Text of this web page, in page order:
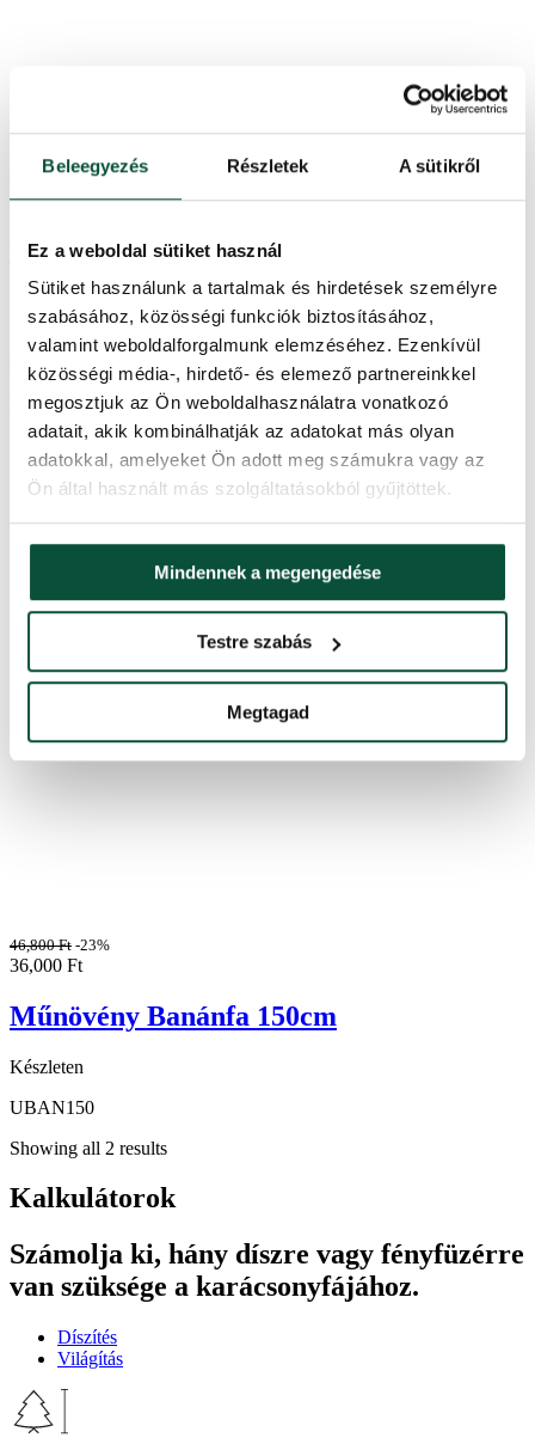
Beleegyezés Részletek A sütikről
Ez a weboldal sütiket használ
Sütiket használunk a tartalmak és hirdetések személyre
szabásához, közösségi funkciók biztosításához,
valamint weboldalforgalmunk elemzéséhez. Ezenkívül
közösségi média-, hirdető- és elemező partnereinkkel
megosztjuk az Ön weboldalhasználatra vonatkozó
adatait, akik kombinálhatják az adatokat más olyan
adatokkal, amelyeket Ön adott meg számukra vagy az
Ön által használt más szolgáltatásokból gyűjtöttek.
Mindennek a megengedése
Testre szabás
Megtagad
38,000 Ft -23%
29,300Ft
Műnövény Banánfa 120cm
Készleten
UBAN120
46,800Ft -23%
36,000 Ft
Műnövény Banánfa 150cm
Készleten
UBAN150
Showing all 2 results
Kalkulátorok
Számolja ki, hány díszre vagy fényfüzérre
van szüksége a karácsonyfájához.
Díszítés
Világítás